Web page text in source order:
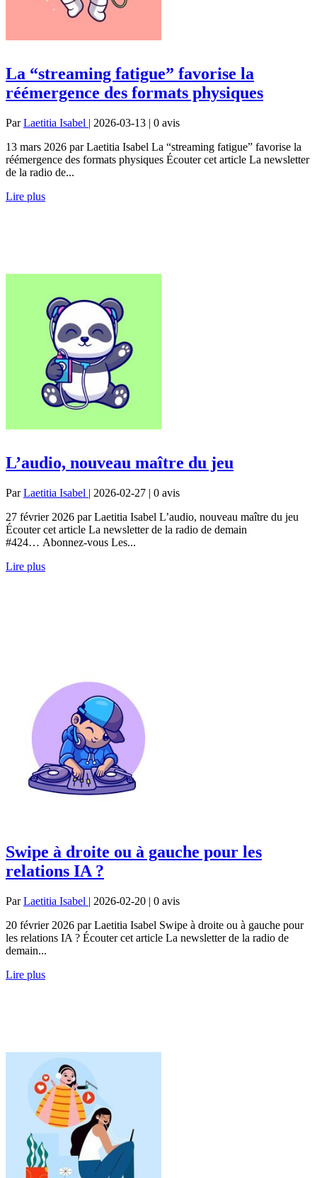
La “streaming fatigue” favorise la
réémergence des formats physiques
ParLaetitia Isabel | 2026-03-13 | 0 avis
13 mars 2026 par Laetitia Isabel La “streaming fatigue” favorise la
réémergence des formats physiques Écouter cet article La newsletter
de la radio de...
Lire plus
L’audio, nouveau maître du jeu
ParLaetitia Isabel | 2026-02-27 | 0 avis
27 février 2026 par Laetitia Isabel L’audio, nouveau maître du jeu
Écouter cet article La newsletter de la radio de demain
#424… Abonnez-vous Les...
Lire plus
Swipe à droite ou à gauche pour les
relations IA ?
ParLaetitia Isabel | 2026-02-20 | 0 avis
20 février 2026 par Laetitia Isabel Swipe à droite ou à gauche pour
les relations IA ? Écouter cet article La newsletter de la radio de
demain...
Lire plus